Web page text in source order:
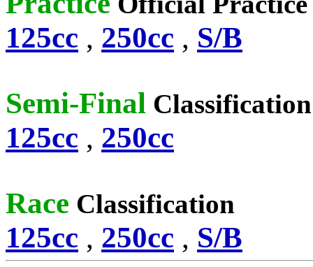
125cc , 250cc , S/B
Semi-Final Classification
125cc , 250cc
Race Classification
125cc , 250cc , S/B